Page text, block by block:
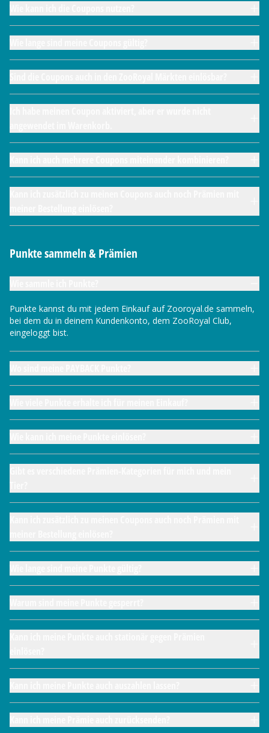
Punkte sammeln & Prämien
Punkte kannst du mit jedem Einkauf auf Zooroyal.de sammeln,
bei dem du in deinem Kundenkonto, dem ZooRoyal Club,
eingeloggt bist.